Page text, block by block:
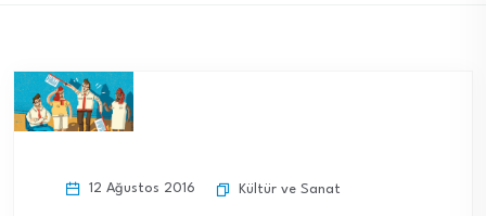
12 Ağustos 2016 Kültür ve Sanat